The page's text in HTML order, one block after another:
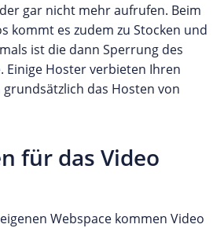
gar nicht mehr aufrufen. Beim
kommt es zudem zu Stocken und
ist die dann Sperrung des
Einige Hoster verbieten Ihren
das Hosten von
für das Video
Webspace kommen Video